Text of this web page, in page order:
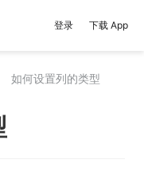
登录 下载 App
如何设置列的类型